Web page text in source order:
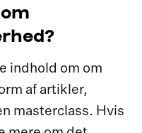
indhold om om
af artikler,
masterclass. Hvis